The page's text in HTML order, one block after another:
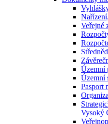
Veřejné
Územní
Územní
Pasport
Vysoký